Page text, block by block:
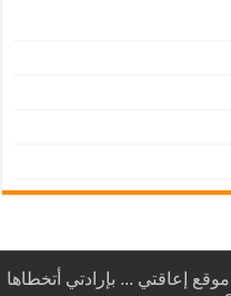
إعاقتي ... بإرادتي أتخطاها